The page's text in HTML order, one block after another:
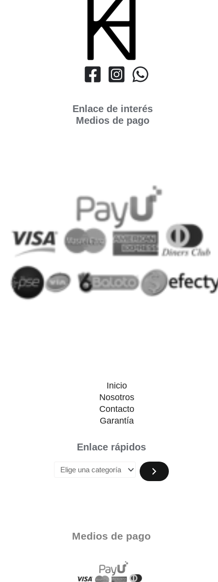
Enlace de interés
Medios de pago
Inicio
Nosotros
Contacto
Garantía
Enlace rápidos
Medios de pago